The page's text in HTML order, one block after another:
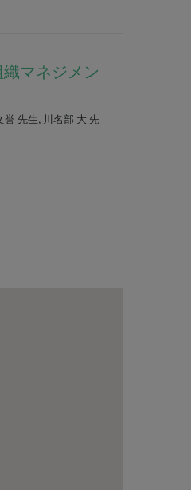
マネジメン
誉 先生, 川名部 大 先